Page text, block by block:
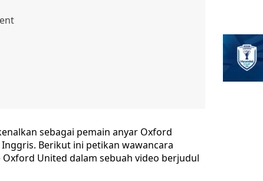
sebagai pemain anyar Oxford
Berikut ini petikan wawancara
United dalam sebuah video berjudul